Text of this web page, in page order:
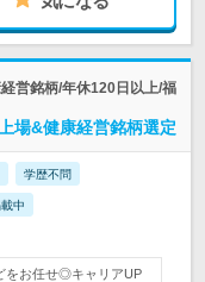
営銘柄/年休120日以上/福
場&健康経営銘柄選定
学歴不問
中
をお任せ◎キャリアUP